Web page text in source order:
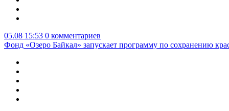
05.08 15:53 0 комментариев
Фонд «Озеро Байкал» запускает программу по сохранению